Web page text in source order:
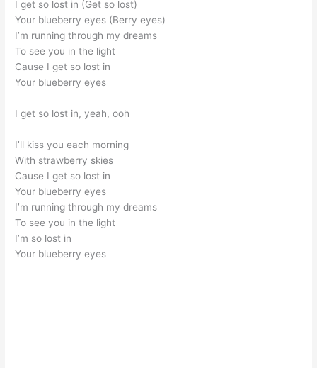
I get so lost in (Get so lost)
Your blueberry eyes (Berry eyes)
I’m running through my dreams
To see you in the light
Cause I get so lost in
Your blueberry eyes
I get so lost in, yeah, ooh
I’ll kiss you each morning
With strawberry skies
Cause I get so lost in
Your blueberry eyes
I’m running through my dreams
To see you in the light
I’m so lost in
Your blueberry eyes